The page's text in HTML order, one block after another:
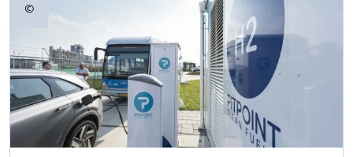
©Copyrightinformatie